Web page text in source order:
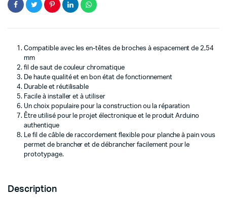
Compatible avec les en-têtes de broches à espacement de 2,54
mm
fil de saut de couleur chromatique
De haute qualité et en bon état de fonctionnement
Durable et réutilisable
Facile à installer et à utiliser
Un choix populaire pour la construction ou la réparation
Être utilisé pour le projet électronique et le produit Arduino
authentique
Le fil de câble de raccordement flexible pour planche à pain vous
permet de brancher et de débrancher facilement pour le
prototypage.
Description